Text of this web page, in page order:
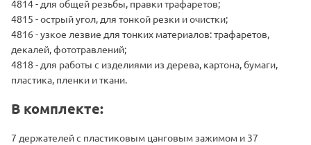
4814 - для общей резьбы, правки трафаретов;
4815 - острый угол, для тонкой резки и очистки;
4816 - узкое лезвие для тонких материалов: трафаретов,
декалей, фототравлений;
4818 - для работы с изделиями из дерева, картона, бумаги,
пластика, пленки и ткани.
В комплекте:
7 держателей с пластиковым цанговым зажимом и 37